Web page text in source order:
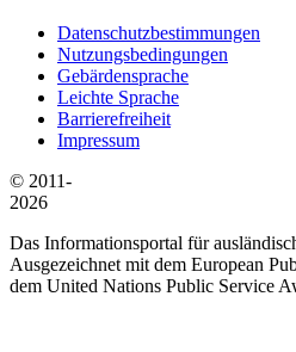
Datenschutzbestimmungen
Nutzungsbedingungen
Gebärdensprache
Leichte Sprache
Barrierefreiheit
Impressum
© 2011-
2026
Das Informationsportal für
Ausgezeichnet mit dem European
dem United Nations Public Service